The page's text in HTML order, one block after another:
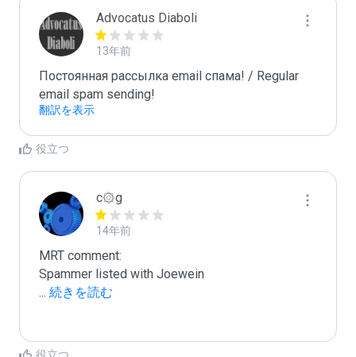
Advocatus Diaboli
13年前
Постоянная рассылка email спама! / Regular
email spam sending!
翻訳を表示
役立つ
c۞g
14年前
MRT comment:
... 続きを読む